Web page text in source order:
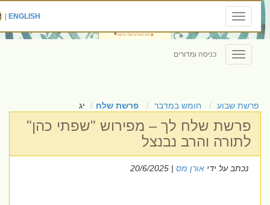
Toggle
navigation
ENGLISH
|
Toggle
navigation
כניסה ומדורים
פרשת שבוע חומש במדבר פרשת שלח יג
פרשת שלח לך – מפירוש "שפתי כהן"
לתורה והרב נבנצל
נכתב על ידיאורן מס| 20/6/2025